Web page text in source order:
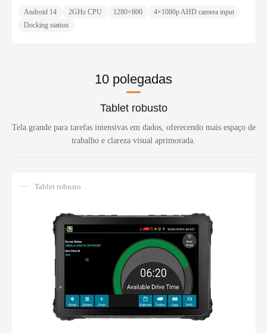
Android 14 2GHz CPU 1280×800
4×1080p AHD camera input
Docking station
10 polegadas
Tablet robusto
Tela grande para tarefas intensivas em dados, oferecendo mais espaço de
trabalho e clareza visual aprimorada.
Tablet robusto